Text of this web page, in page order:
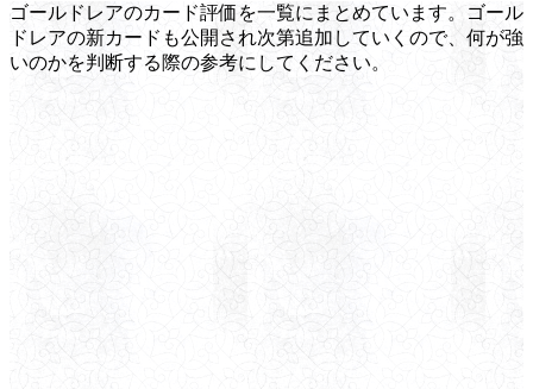
ゴールドレアのカード評価を一覧にまとめています。ゴール
ドレアの新カードも公開され次第追加していくので、何が強
いのかを判断する際の参考にしてください。